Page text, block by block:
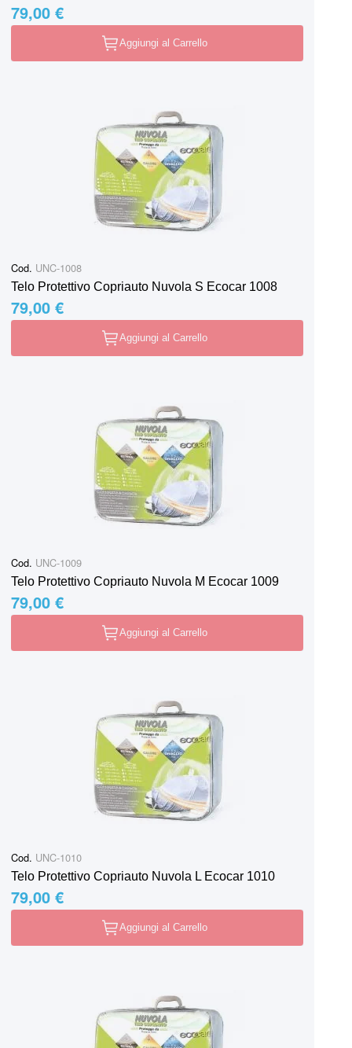
79,00 €
Aggiungi al Carrello
Cod. UNC-1008
Telo Protettivo Copriauto Nuvola S Ecocar 1008
79,00 €
Aggiungi al Carrello
Cod. UNC-1009
Telo Protettivo Copriauto Nuvola M Ecocar 1009
79,00 €
Aggiungi al Carrello
Cod. UNC-1010
Telo Protettivo Copriauto Nuvola L Ecocar 1010
79,00 €
Aggiungi al Carrello